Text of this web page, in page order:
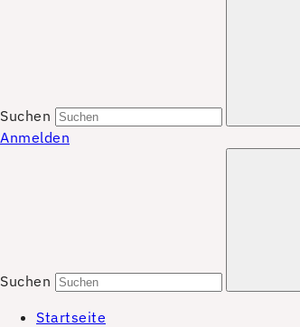
Suchen
Anmelden
Suchen
Startseite